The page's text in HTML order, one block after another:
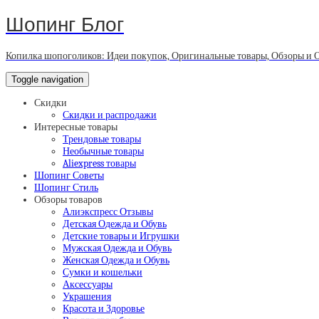
Шопинг Блог
Копилка шопоголиков: Идеи покупок, Оригинальные товары, Обзоры и
Toggle navigation
Скидки
Скидки и распродажи
Интересные товары
Трендовые товары
Необычные товары
Aliexpress товары
Шопинг Советы
Шопинг Стиль
Обзоры товаров
Алиэкспресс Отзывы
Детская Одежда и Обувь
Детские товары и Игрушки
Мужская Одежда и Обувь
Женская Одежда и Обувь
Сумки и кошельки
Аксессуары
Украшения
Красота и Здоровье